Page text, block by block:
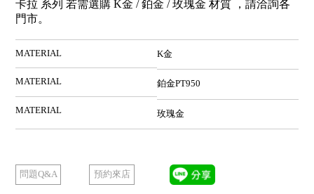
卡拉 系列 若需選購 K金 / 鉑金 / 玫瑰金 材質 ，請洽詢各
門市。
MATERIAL K金
MATERIAL 鉑金PT950
MATERIAL 玫瑰金
問題Q&A 預約來店